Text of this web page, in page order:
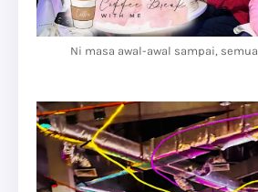
Ni masa awal-awal sampai, semua